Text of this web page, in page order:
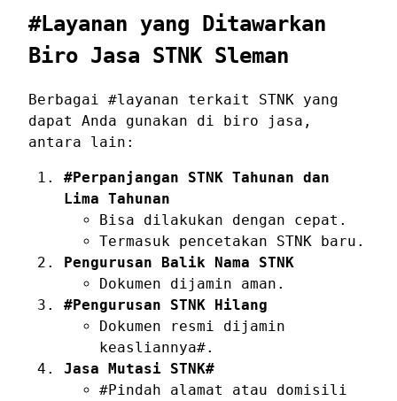
#Layanan yang Ditawarkan
Biro Jasa STNK Sleman
Berbagai #layanan terkait STNK yang
dapat Anda gunakan di biro jasa,
antara lain:
#Perpanjangan STNK Tahunan dan
Lima Tahunan
Bisa dilakukan dengan cepat.
Termasuk pencetakan STNK baru.
Pengurusan Balik Nama STNK
Dokumen dijamin aman.
#Pengurusan STNK Hilang
Dokumen resmi dijamin
keasliannya#.
Jasa Mutasi STNK#
#Pindah alamat atau domisili